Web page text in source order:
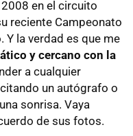
en el circuito
reciente Campeonato
la verdad es que me
y cercano con la
a cualquier
un autógrafo o
sonrisa. Vaya
de sus fotos.